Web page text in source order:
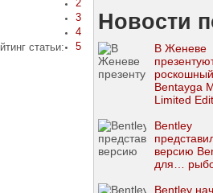
статьи:
2
3
4
5
Новости
В Женеве
Bentayga
Limited
Bentley
версию
для…
Bentley